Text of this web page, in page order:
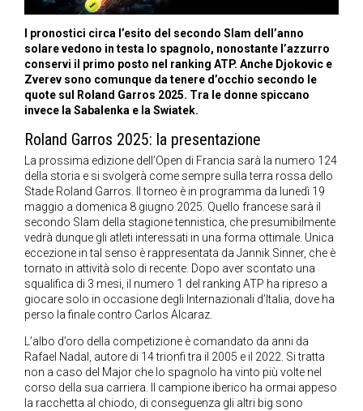
I pronostici circa l’esito del secondo Slam dell’anno
solare vedono in testa lo spagnolo, nonostante l’azzurro
conservi il primo posto nel ranking ATP. Anche Djokovic e
Zverev sono comunque da tenere d’occhio secondo le
quote sul Roland Garros 2025. Tra le donne spiccano
invece la Sabalenka e la Swiatek.
Roland Garros 2025: la presentazione
La prossima edizione dell’Open di Francia sarà la numero 124
della storia e si svolgerà come sempre sulla terra rossa dello
Stade Roland Garros. Il torneo è in programma da lunedì 19
maggio a domenica 8 giugno 2025. Quello francese sarà il
secondo Slam della stagione tennistica, che presumibilmente
vedrà dunque gli atleti interessati in una forma ottimale. Unica
eccezione in tal senso è rappresentata da Jannik Sinner, che è
tornato in attività solo di recente. Dopo aver scontato una
squalifica di 3 mesi, il numero 1 del ranking ATP ha ripreso a
giocare solo in occasione degli Internazionali d’Italia, dove ha
perso la finale contro Carlos Alcaraz.
L’albo d’oro della competizione è comandato da anni da
Rafael Nadal, autore di 14 trionfi tra il 2005 e il 2022. Si tratta
non a caso del Major che lo spagnolo ha vinto più volte nel
corso della sua carriera. Il campione iberico ha ormai appeso
la racchetta al chiodo, di conseguenza gli altri big sono